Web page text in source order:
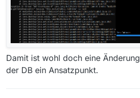
Damit ist wohl doch eine
der DB ein Ansatzpunkt.